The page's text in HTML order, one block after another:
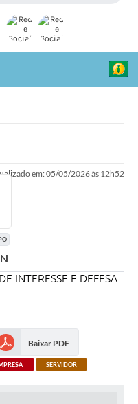
em: 05/05/2026 às 12h52
INTERESSE E DEFESA
Baixar PDF
SERVIDOR